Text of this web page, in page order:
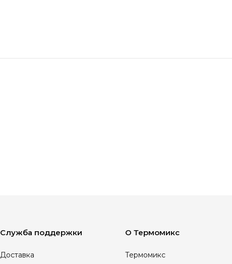
Служба поддержки
Доставка
О Термомикс
Термомикс